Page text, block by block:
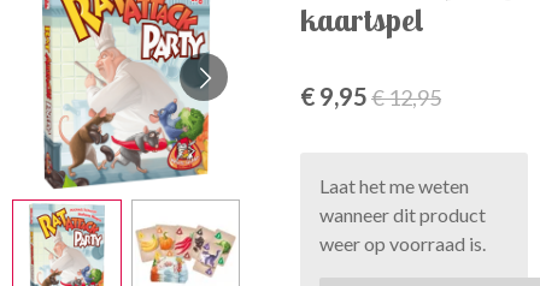
kaartspel
€ 9,95€ 12,95
Laat het me weten
wanneer dit product
weer op voorraad is.